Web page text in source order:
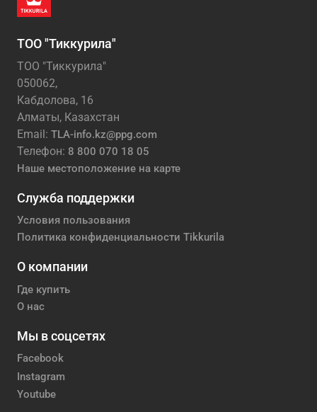
ТОО "Тиккурила"
ТОО "Тиккурила"
050062,
Кабдолова, 16
Алматы, Казахстан
Email: TLA-info.kz@ppg.com
Телефон: 8 800 070 18 05
Наше местоположение на карте
Служба поддержки
Условия пользования
Политика конфиденциальности Tikkurila
О компании
Где купить
О нас
Мы в соцсетях
Facebook
Instagram
Youtube